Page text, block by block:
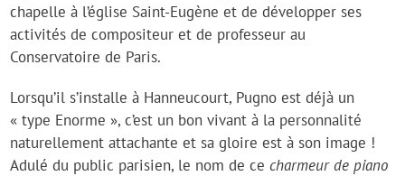
chapelle à l’église Saint-Eugène et de développer ses
activités de compositeur et de professeur au
Conservatoire de Paris.
Lorsqu’il s’installe à Hanneucourt, Pugno est déjà un
« type Enorme », c’est un bon vivant à la personnalité
naturellement attachante et sa gloire est à son image !
Adulé du public parisien, le nom de cecharmeur de piano